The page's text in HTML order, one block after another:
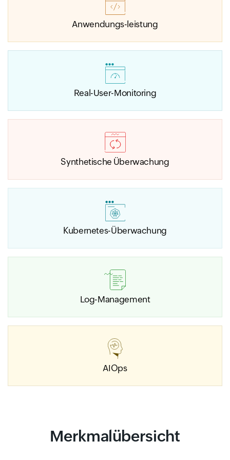
Anwendungs-leistung
Real-User-Monitoring
Synthetische Überwachung
Kubernetes-Überwachung
Log-Management
AIOps
Merkmalübersicht